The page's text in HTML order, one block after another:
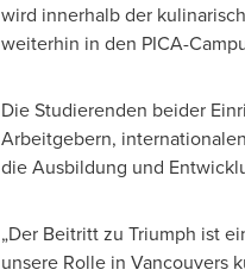
wird innerhalb der
weiterhin in den PICA-
Die Studierenden beider
Arbeitgebern,
die Ausbildung und
„Der Beitritt zu Triumph ist
unsere Rolle in Vancouvers